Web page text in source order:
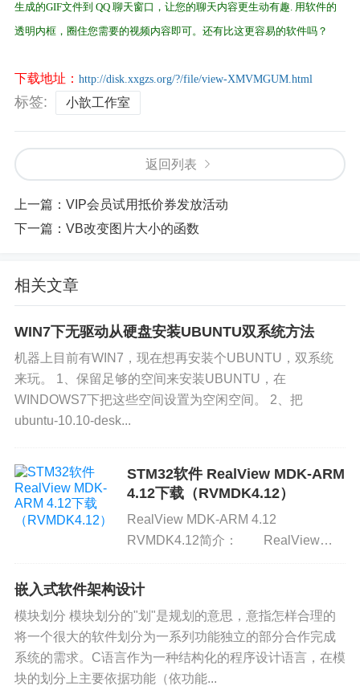
生成的GIF文件到 QQ 聊天窗口，让您的聊天内容更生动有趣. 用软件的
透明内框，圈住您需要的视频内容即可。还有比这更容易的软件吗？
下载地址： http://disk.xxgzs.org/?/file/view-XMVMGUM.html
标签: 小歆工作室
返回列表
上一篇： VIP会员试用抵价券发放活动
下一篇： VB改变图片大小的函数
相关文章
WIN7下无驱动从硬盘安装UBUNTU双系统方法
机器上目前有WIN7，现在想再安装个UBUNTU，双系统
来玩。 1、保留足够的空间来安装UBUNTU，在
WINDOWS7下把这些空间设置为空闲空间。 2、把
ubuntu-10.10-desk...
STM32软件 RealView MDK-ARM
4.12下载（RVMDK4.12）
RealView MDK-ARM 4.12
RVMDK4.12简介： RealView
将成为...
嵌入式软件架构设计
模块划分 模块划分的"划"是规划的意思，意指怎样合理的
将一个很大的软件划分为一系列功能独立的部分合作完成
系统的需求。C语言作为一种结构化的程序设计语言，在模
块的划分上主要依据功能（依功能...